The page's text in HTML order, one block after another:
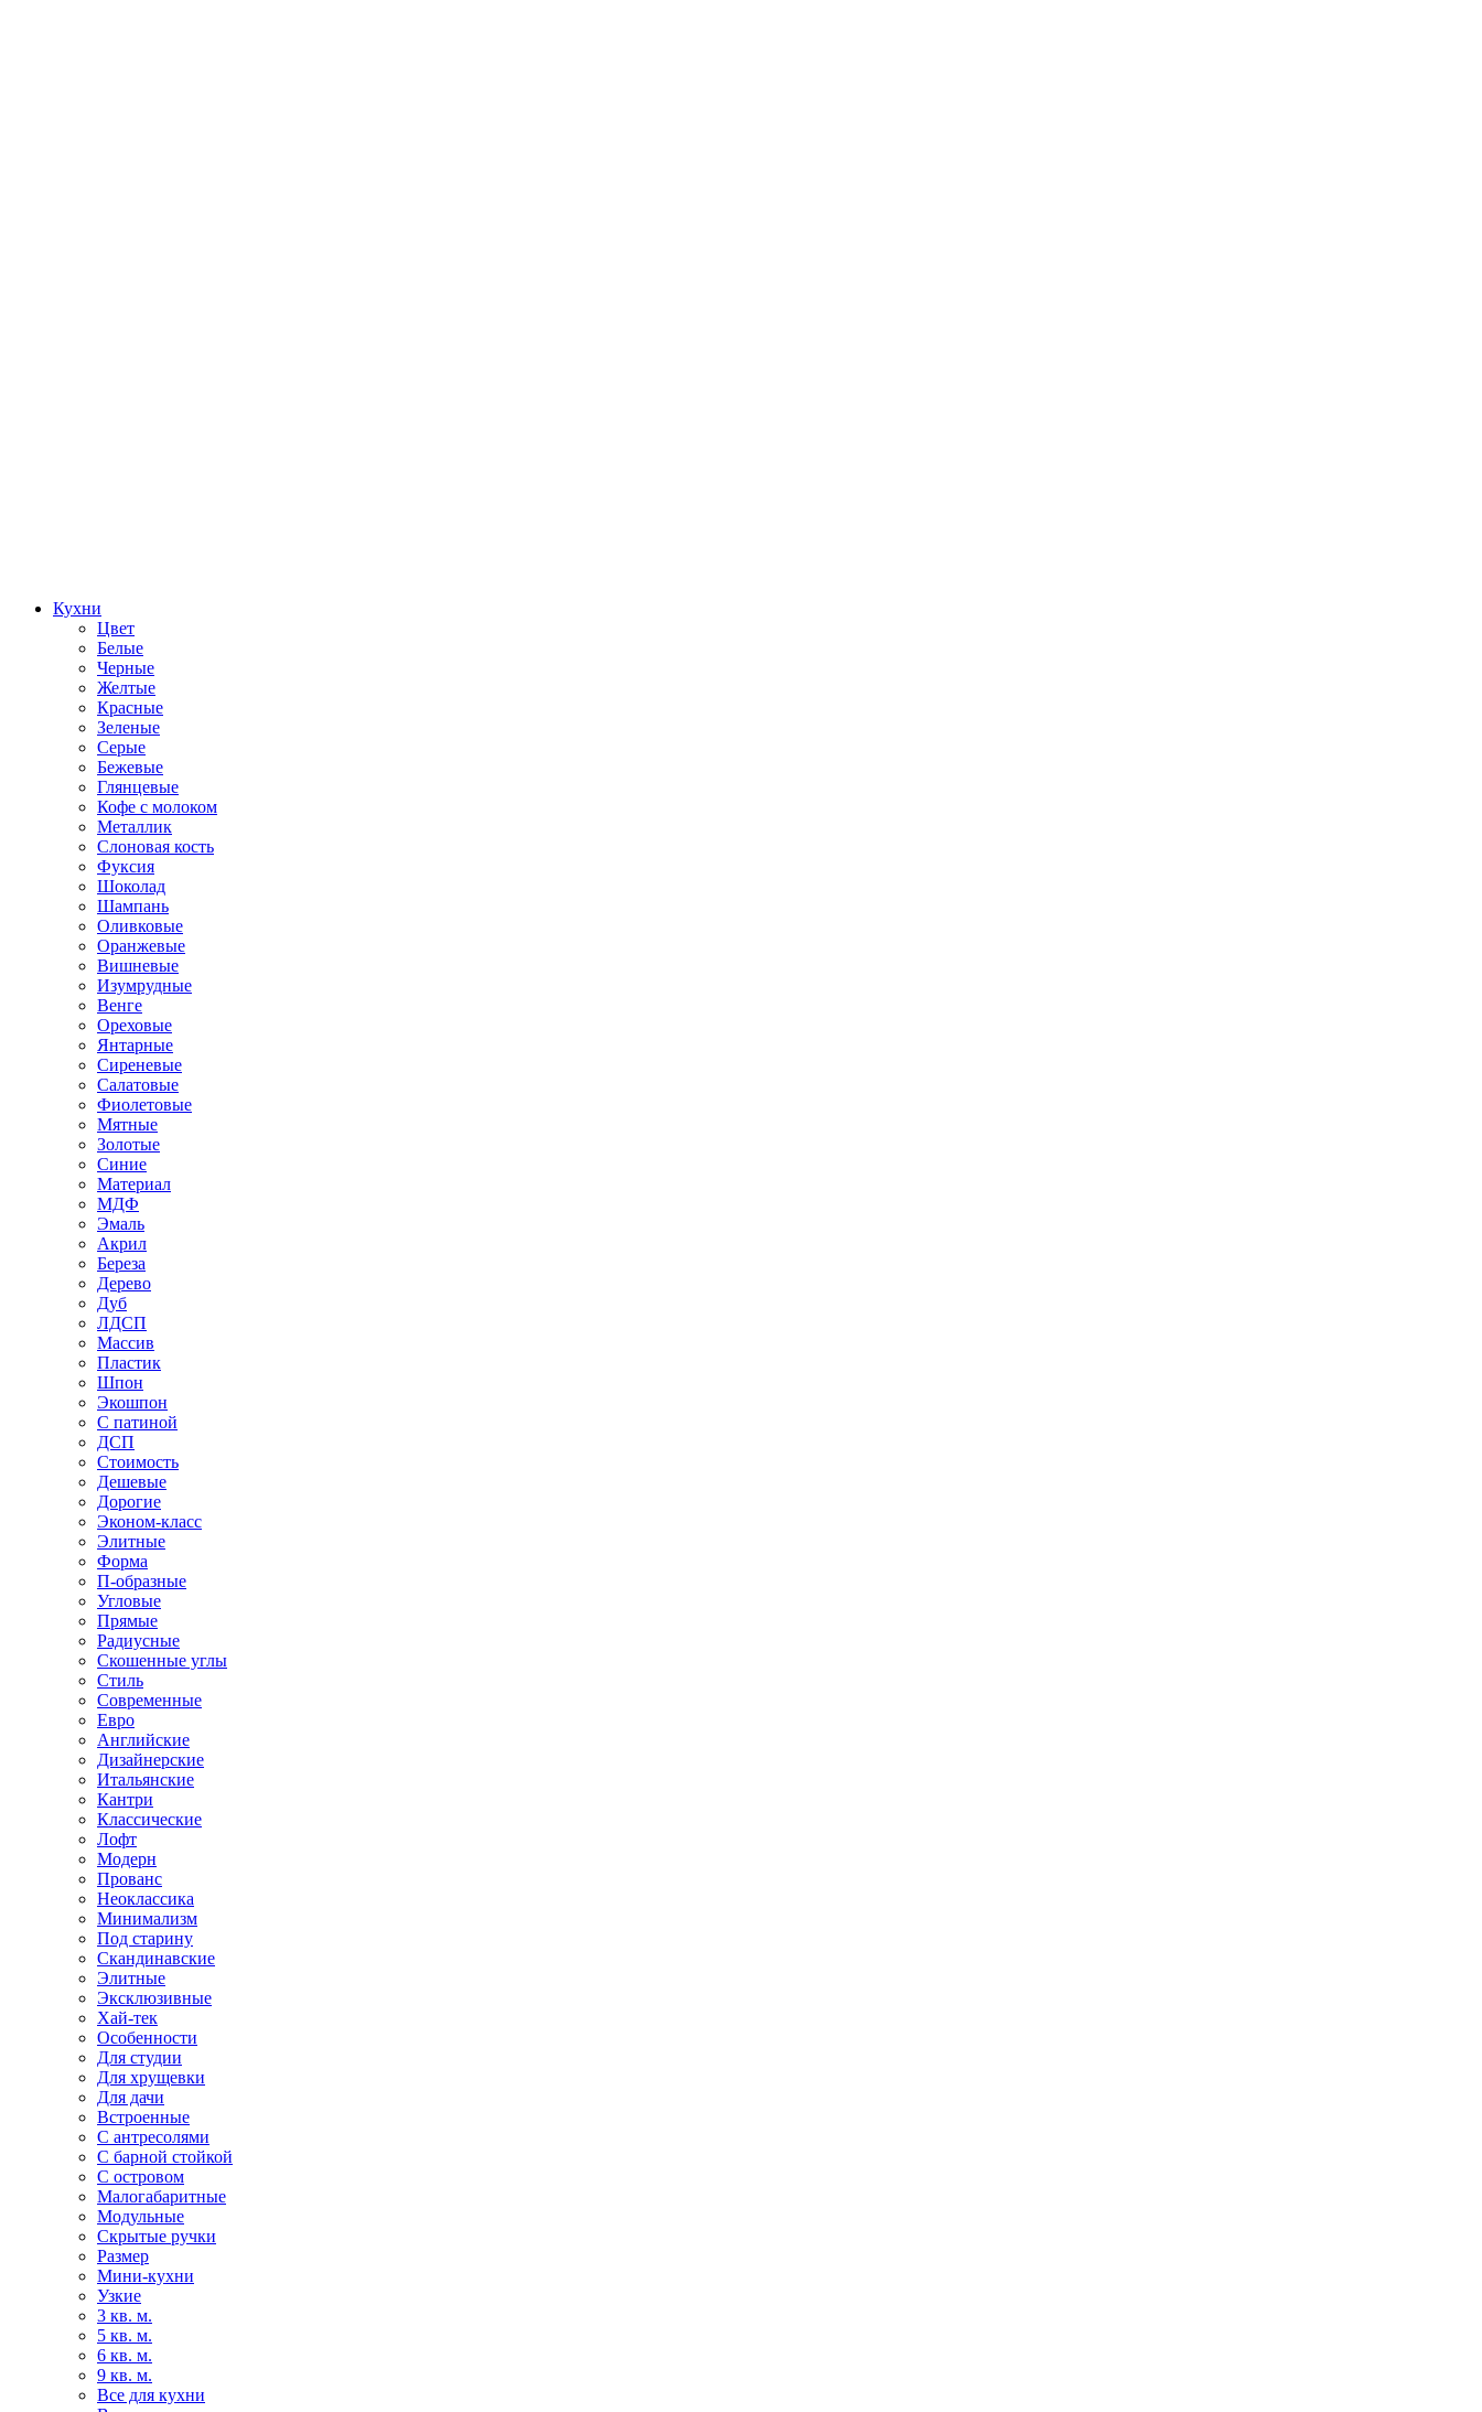
Кухни
Цвет
Белые
Черные
Желтые
Красные
Зеленые
Серые
Бежевые
Глянцевые
Кофе с молоком
Металлик
Слоновая кость
Фуксия
Шоколад
Шампань
Оливковые
Оранжевые
Вишневые
Изумрудные
Венге
Ореховые
Янтарные
Сиреневые
Салатовые
Фиолетовые
Мятные
Золотые
Синие
Материал
МДФ
Эмаль
Акрил
Береза
Дерево
Дуб
ЛДСП
Массив
Пластик
Шпон
Экошпон
С патиной
ДСП
Стоимость
Дешевые
Дорогие
Эконом-класс
Элитные
Форма
П-образные
Угловые
Прямые
Радиусные
Скошенные углы
Стиль
Современные
Евро
Английские
Дизайнерские
Итальянские
Кантри
Классические
Лофт
Модерн
Прованс
Неоклассика
Минимализм
Под старину
Скандинавские
Элитные
Эксклюзивные
Хай-тек
Особенности
Для студии
Для хрущевки
Для дачи
Встроенные
С антресолями
С барной стойкой
С островом
Малогабаритные
Модульные
Скрытые ручки
Размер
Мини-кухни
Узкие
3 кв. м.
5 кв. м.
6 кв. м.
9 кв. м.
Все для кухни